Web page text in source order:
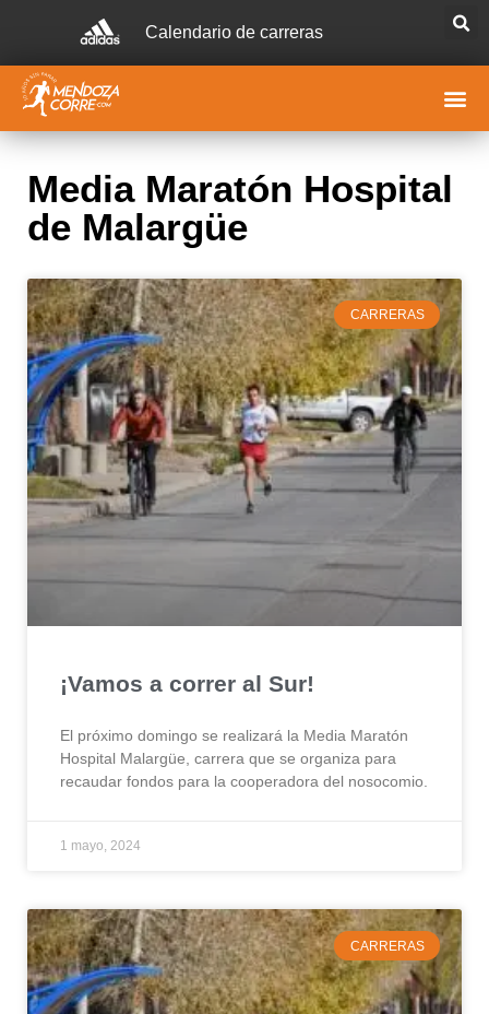
Calendario de carreras
Media Maratón Hospital
de Malargüe
CARRERAS
¡Vamos a correr al Sur!
El próximo domingo se realizará la Media Maratón
Hospital Malargüe, carrera que se organiza para
recaudar fondos para la cooperadora del nosocomio.
1 mayo, 2024
CARRERAS